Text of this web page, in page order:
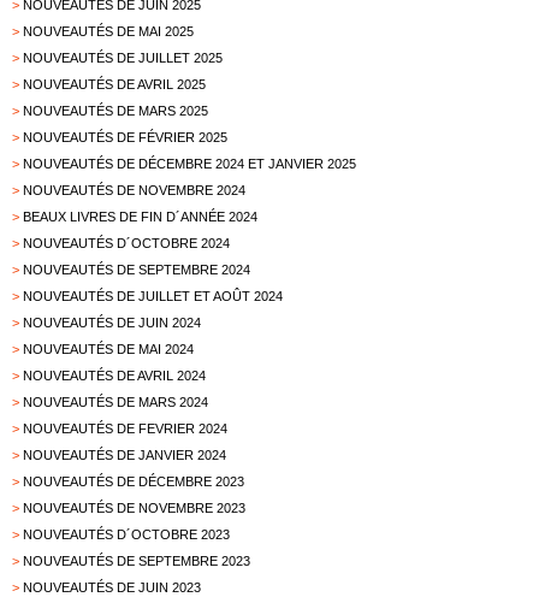
> NOUVEAUTÉS DE JUIN 2025
> NOUVEAUTÉS DE MAI 2025
> NOUVEAUTÉS DE JUILLET 2025
> NOUVEAUTÉS DE AVRIL 2025
> NOUVEAUTÉS DE MARS 2025
> NOUVEAUTÉS DE FÉVRIER 2025
> NOUVEAUTÉS DE DÉCEMBRE 2024 ET JANVIER 2025
> NOUVEAUTÉS DE NOVEMBRE 2024
> BEAUX LIVRES DE FIN D´ANNÉE 2024
> NOUVEAUTÉS D´OCTOBRE 2024
> NOUVEAUTÉS DE SEPTEMBRE 2024
> NOUVEAUTÉS DE JUILLET ET AOÛT 2024
> NOUVEAUTÉS DE JUIN 2024
> NOUVEAUTÉS DE MAI 2024
> NOUVEAUTÉS DE AVRIL 2024
> NOUVEAUTÉS DE MARS 2024
> NOUVEAUTÉS DE FEVRIER 2024
> NOUVEAUTÉS DE JANVIER 2024
> NOUVEAUTÉS DE DÉCEMBRE 2023
> NOUVEAUTÉS DE NOVEMBRE 2023
> NOUVEAUTÉS D´OCTOBRE 2023
> NOUVEAUTÉS DE SEPTEMBRE 2023
> NOUVEAUTÉS DE JUIN 2023